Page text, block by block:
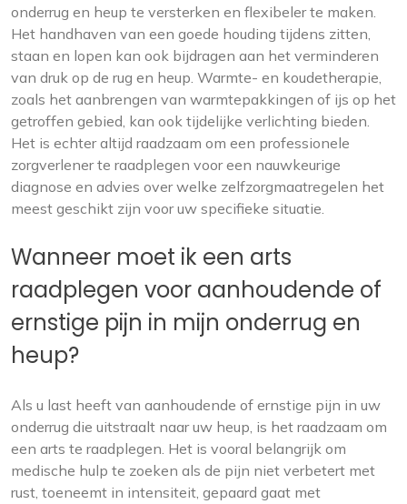
onderrug en heup te versterken en flexibeler te maken.
Het handhaven van een goede houding tijdens zitten,
staan ​​en lopen kan ook bijdragen aan het verminderen
van druk op de rug en heup. Warmte- en koudetherapie,
zoals het aanbrengen van warmtepakkingen of ijs op het
getroffen gebied, kan ook tijdelijke verlichting bieden.
Het is echter altijd raadzaam om een ​​professionele
zorgverlener te raadplegen voor een nauwkeurige
diagnose en advies over welke zelfzorgmaatregelen het
meest geschikt zijn voor uw specifieke situatie.
Wanneer moet ik een arts
raadplegen voor aanhoudende of
ernstige pijn in mijn onderrug en
heup?
Als u last heeft van aanhoudende of ernstige pijn in uw
onderrug die uitstraalt naar uw heup, is het raadzaam om
een arts te raadplegen. Het is vooral belangrijk om
medische hulp te zoeken als de pijn niet verbetert met
rust, toeneemt in intensiteit, gepaard gaat met